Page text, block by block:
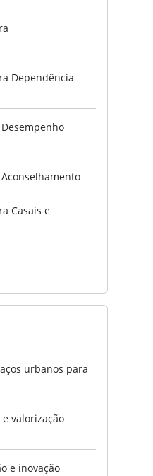
Dependência
Casais e
urbanos para
valorização
e inovação